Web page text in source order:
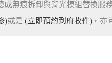
成無痕拆卸與背光模組替換服
)或是 (立即預約到府收件)，亦